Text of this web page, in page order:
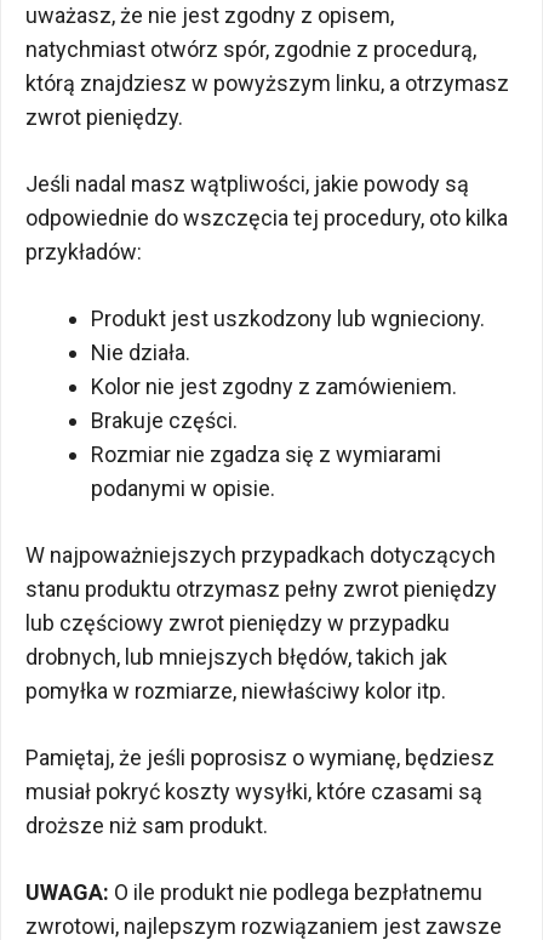
uważasz, że nie jest zgodny z opisem,
natychmiast otwórz spór, zgodnie z procedurą,
którą znajdziesz w powyższym linku, a otrzymasz
zwrot pieniędzy.
Jeśli nadal masz wątpliwości, jakie powody są
odpowiednie do wszczęcia tej procedury, oto kilka
przykładów:
Produkt jest uszkodzony lub wgnieciony.
Nie działa.
Kolor nie jest zgodny z zamówieniem.
Brakuje części.
Rozmiar nie zgadza się z wymiarami
podanymi w opisie.
W najpoważniejszych przypadkach dotyczących
stanu produktu otrzymasz pełny zwrot pieniędzy
lub częściowy zwrot pieniędzy w przypadku
drobnych, lub mniejszych błędów, takich jak
pomyłka w rozmiarze, niewłaściwy kolor itp.
Pamiętaj, że jeśli poprosisz o wymianę, będziesz
musiał pokryć koszty wysyłki, które czasami są
droższe niż sam produkt.
UWAGA: O ile produkt nie podlega bezpłatnemu
zwrotowi, najlepszym rozwiązaniem jest zawsze